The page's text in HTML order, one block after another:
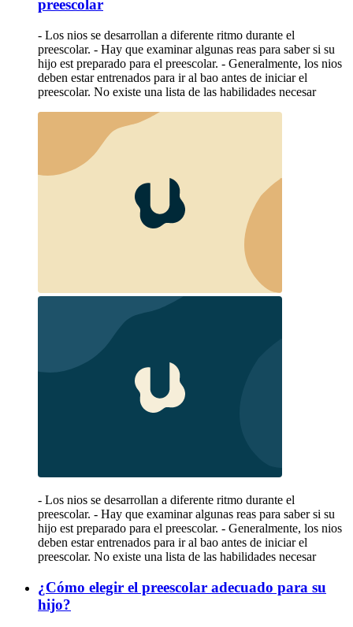
preescolar
- Los nios se desarrollan a diferente ritmo durante el
preescolar. - Hay que examinar algunas reas para saber si su
hijo est preparado para el preescolar. - Generalmente, los nios
deben estar entrenados para ir al bao antes de iniciar el
preescolar. No existe una lista de las habilidades necesar
- Los nios se desarrollan a diferente ritmo durante el
preescolar. - Hay que examinar algunas reas para saber si su
hijo est preparado para el preescolar. - Generalmente, los nios
deben estar entrenados para ir al bao antes de iniciar el
preescolar. No existe una lista de las habilidades necesar
¿Cómo elegir el preescolar adecuado para su
hijo?